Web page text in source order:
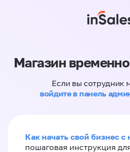
Магазин
Если вы сотрудник
войдите в панель
Как начать свой бизнес с
пошаговая инструкция